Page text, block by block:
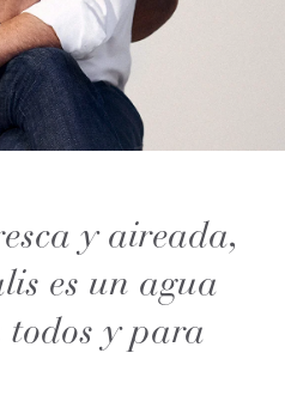
y aireada,
es un agua
y para